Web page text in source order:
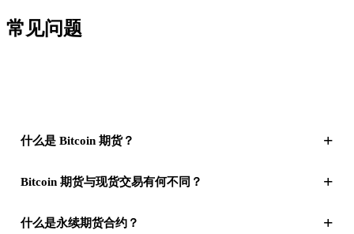
常见问题
什么是 Bitcoin 期货？ +
Bitcoin 期货与现货交易有何不同？ +
什么是永续期货合约？ +